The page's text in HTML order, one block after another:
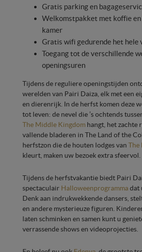
Gratis parking en
Welkomstpakket met koffie en
kamer
Gratis wifi gedurende het hele
Toegang tot de verschillende
openingsuren
Tijdens de reguliere openingstijden
werelden van Pairi Daiza, elk met een
en dierenrijk. In de herfst komen deze
tot leven: de nevel die ’s ochtends
The Middle Kingdomhangt, het zachte
vallende bladeren in The Land of the
herfstzon die de houten lodges van The
kleurt, maken uw bezoek extra sfeervol.
Tijdens de herfstvakantie biedt Pairi
spectaculair Halloweenprogramma dat
Denk aan indrukwekkende dansers,
en andere mysterieuze figuren.
laten schminken en samen kunt u
verrassende shows en videoprojecties.